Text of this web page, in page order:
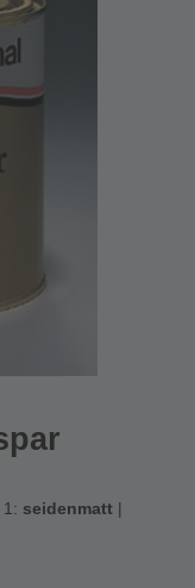
seidenmatt |